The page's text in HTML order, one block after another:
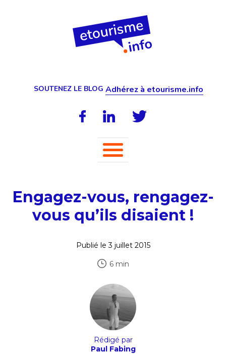
SOUTENEZ LE BLOG Adhérez à etourisme.info
Engagez-vous, rengagez-
vous qu’ils disaient !
Publié le 3 juillet 2015
6 min
Rédigé par
Paul Fabing